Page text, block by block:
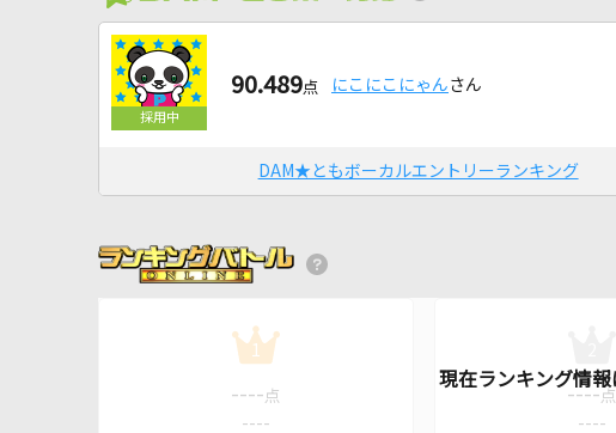
90.489点 にこにこにゃん さん
DAM★ともボーカルエントリーランキング
1
---- 点
----
---- 点
----